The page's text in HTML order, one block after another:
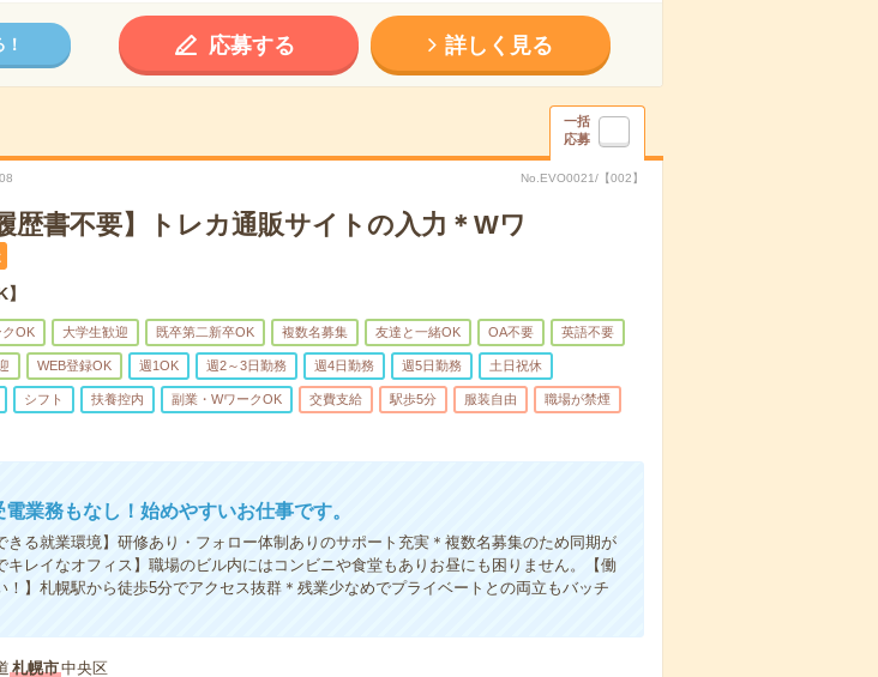
応募する 詳しく見る
一括
応募
No.EVO0021/【002】
歴書不要】トレカ通販サイトの入力＊Wワ
クOK 大学生歓迎 既卒第二新卒OK 複数名募集 友達と一緒OK OA不要 英語不要
WEB登録OK 週1OK 週2～3日勤務 週4日勤務 週5日勤務 土日祝休
シフト 扶養控内 副業・WワークOK 交費支給 駅歩5分 服装自由 職場が禁煙
業務もなし！始めやすいお仕事です。
きる就業環境】研修あり・フォロー体制ありのサポート充実＊複数名募集のため同期が
キレイなオフィス】職場のビル内にはコンビニや食堂もありお昼にも困りません。【働
！】札幌駅から徒歩5分でアクセス抜群＊残業少なめでプライベートとの両立もバッチ
札幌市中央区